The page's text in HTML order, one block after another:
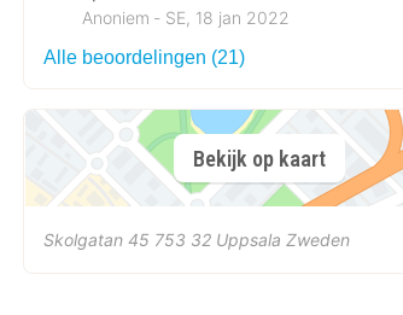
Anoniem ‐ SE, 18 jan 2022
Alle beoordelingen (21)
Bekijk op kaart
Skolgatan 45 753 32 Uppsala Zweden